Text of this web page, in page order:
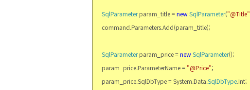
SqlParameterparam_title =newSqlParameter("@Title"
command.Parameters.Add(param_title);
SqlParameterparam_price =newSqlParameter();
param_price.ParameterName = "@Price";
param_price.SqlDbType = System.Data.SqlDbType.Int;